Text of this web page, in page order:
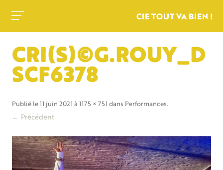
CRI(S)©G.ROUY_D
SCF6378
Publié le 11 juin 2021 à 1175 × 751 dans Performances.
← Précédent
CIE TOUT VA BIEN !